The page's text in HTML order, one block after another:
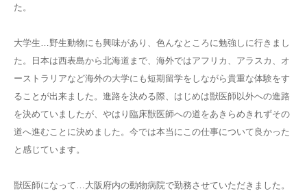
た。
大学生…野生動物にも興味があり、色んなところに勉強しに行きまし
た。日本は西表島から北海道まで、海外ではアフリカ、アラスカ、オ
ーストラリアなど海外の大学にも短期留学をしながら貴重な体験をす
ることが出来ました。進路を決める際、はじめは獣医師以外への進路
を決めていましたが、やはり臨床獣医師への道をあきらめきれずその
道へ進むことに決めました。今では本当にこの仕事について良かった
と感じています。
獣医師になって…大阪府内の動物病院で勤務させていただきました。